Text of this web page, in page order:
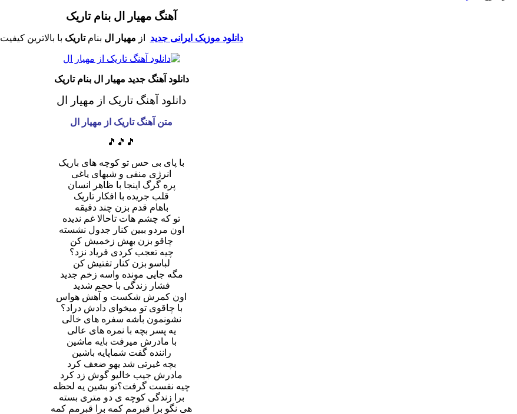
آهنگ مهیار ال بنام تاریک
دانلود موزیک ایرانی جدید از مهیار ال بنامتاریک با بالاترین کیفیت
دانلود آهنگ جدید مهیار ال بنام تاریک
دانلود آهنگ تاریک از مهیار ال
متن آهنگ تاریک از مهیار ال
🎵🎵🎵
با پای بی حس تو کوچه های باریک
انرژی منفی و شبهای یاغی
پره گرگ اینجا با ظاهر انسان
قلب جریده با افکار تاریک
باهام قدم بزن چند دقیقه
تو که چشم هات تاحالا غم ندیده
اون مردو ببین کنار جدول نشسته
چاقو بزن بهش زخمیش کن
چیه تعجب کردی فریاد نزد؟
لباسو بزن کنار تفتیش کن
مگه جایی مونده واسه زخم جدید
فشار زندگی با حجم شدید
اون کمرش شکست و آهش هواس
با چاقوی تو میخوای دادش دراد؟
نشونمون باشه سفره های خالی
یه پسر بچه با نمره های عالی
با مادرش میرفت بایه ماشین
راننده گفت شماپایه باشین
بچه غیرتی شد یهو ضعف کرد
مادرش جیب خالیو گوش زد کرد
چیه نفست گرفت؟تو بشین یه لحظه
برا زندگی کوچه ی دو متری بسته
هی نگو برا قبرمم کمه برا قبرمم کمه